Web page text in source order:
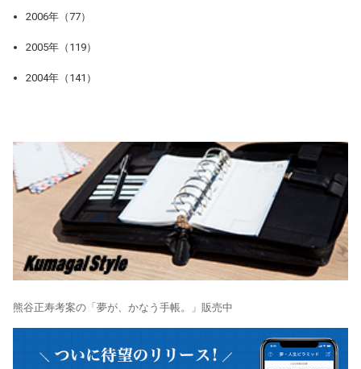
2006年（77）
2005年（119）
2004年（141）
熊谷正寿考案の「夢が、かなう手帳。」販売中